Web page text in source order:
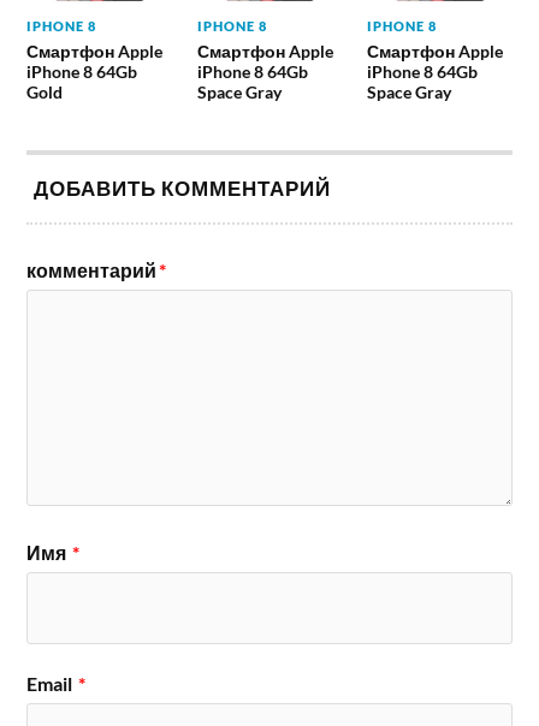
IPHONE 8
Смартфон Apple
iPhone 8 64Gb
Gold
IPHONE 8
Смартфон Apple
iPhone 8 64Gb
Space Gray
IPHONE 8
Смартфон Apple
iPhone 8 64Gb
Space Gray
ДОБАВИТЬ КОММЕНТАРИЙ
комментарий*
Имя *
Email *